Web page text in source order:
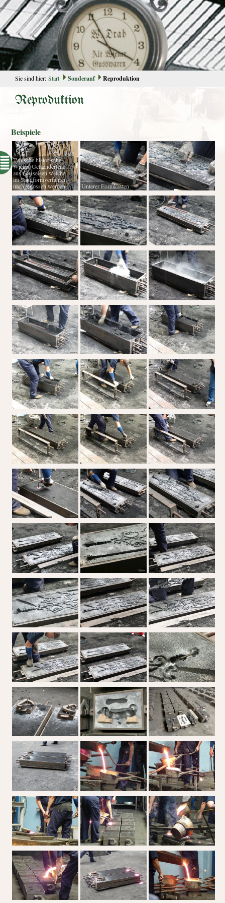
Sie sind hier: Start Sonderanf Reproduktion
Reproduktion
Beispiele
Typische historische
Wiener Gelaenderteile
aus Gusseisen welche
im Sandformverfahren
nachgegossen werden.
Unterer Formkasten